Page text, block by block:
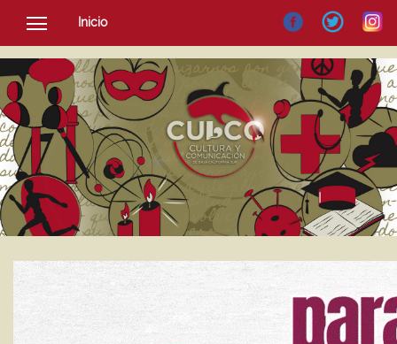
Inicio
SOCIEDAD
CULTURA
NOTICIAS